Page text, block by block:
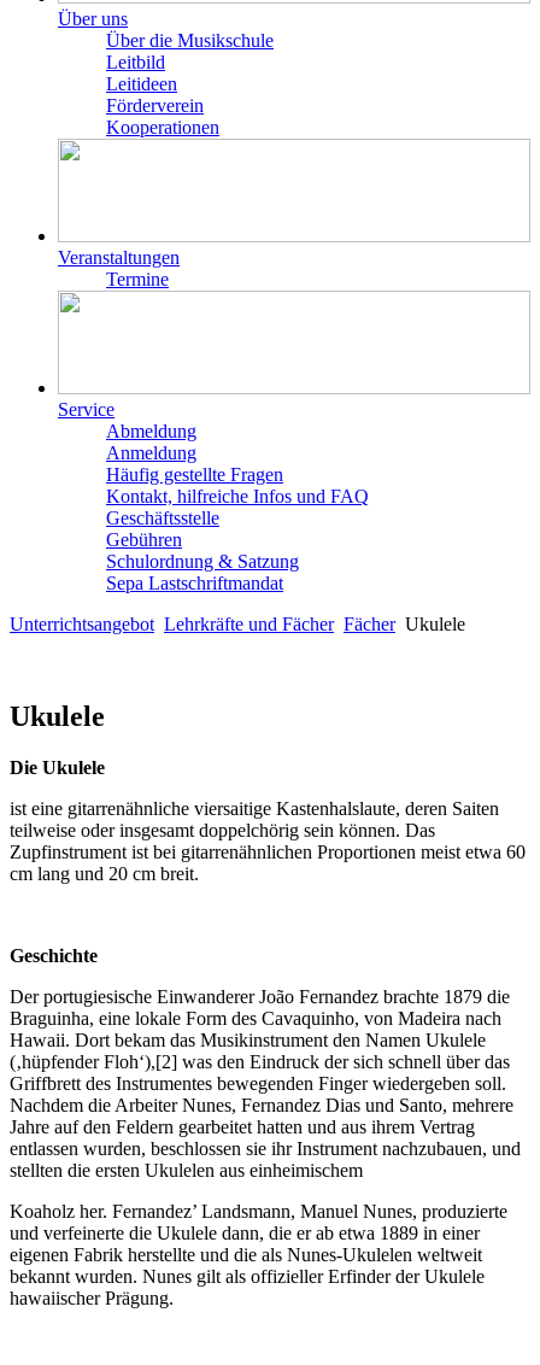
Über uns
Über die Musikschule
Leitbild
Leitideen
Förderverein
Kooperationen
Veranstaltungen
Termine
Service
Abmeldung
Anmeldung
Häufig gestellte Fragen
Kontakt, hilfreiche Infos und FAQ
Geschäftsstelle
Gebühren
Schulordnung & Satzung
Sepa Lastschriftmandat
Unterrichtsangebot Lehrkräfte und Fächer FächerUkulele
Ukulele
Die Ukulele
ist eine gitarrenähnliche viersaitige Kastenhalslaute, deren Saiten
teilweise oder insgesamt doppelchörig sein können. Das
Zupfinstrument ist bei gitarrenähnlichen Proportionen meist etwa 60
cm lang und 20 cm breit.
Geschichte
Der portugiesische Einwanderer João Fernandez brachte 1879 die
Braguinha, eine lokale Form des Cavaquinho, von Madeira nach
Hawaii. Dort bekam das Musikinstrument den Namen Ukulele
(‚hüpfender Floh‘),[2] was den Eindruck der sich schnell über das
Griffbrett des Instrumentes bewegenden Finger wiedergeben soll.
Nachdem die Arbeiter Nunes, Fernandez Dias und Santo, mehrere
Jahre auf den Feldern gearbeitet hatten und aus ihrem Vertrag
entlassen wurden, beschlossen sie ihr Instrument nachzubauen, und
stellten die ersten Ukulelen aus einheimischem
Koaholz her. Fernandez’ Landsmann, Manuel Nunes, produzierte
und verfeinerte die Ukulele dann, die er ab etwa 1889 in einer
eigenen Fabrik herstellte und die als Nunes-Ukulelen weltweit
bekannt wurden. Nunes gilt als offizieller Erfinder der Ukulele
hawaiischer Prägung.